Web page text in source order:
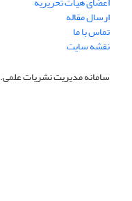
ارسال مقاله
تماس با ما
نقشه سایت
سامانه مدیریت نشریات علمی.